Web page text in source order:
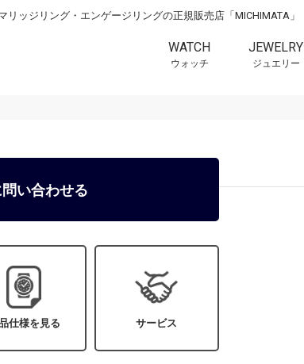
リッジリング・エンゲージリングの正規販売店「MICHIMATA」
WATCH
ウォッチ
JEWELRY
ジュエリー
い合わせる
仕様を見る サービス